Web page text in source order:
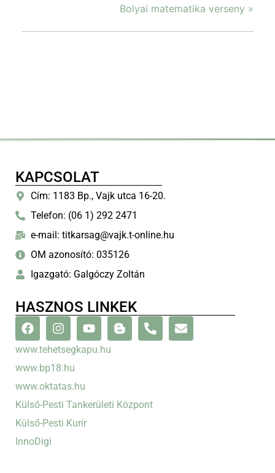
Bolyai matematika verseny »
KAPCSOLAT
Cím: 1183 Bp., Vajk utca 16-20.
Telefon: (06 1) 292 2471
e-mail: titkarsag@vajk.t-online.hu
OM azonosító: 035126
Igazgató: Galgóczy Zoltán
HASZNOS LINKEK
www.tehetsegkapu.hu
www.bp18.hu
www.oktatas.hu
Külső-Pesti Tankerületi Központ
Külső-Pesti Kurír
InnoDigi